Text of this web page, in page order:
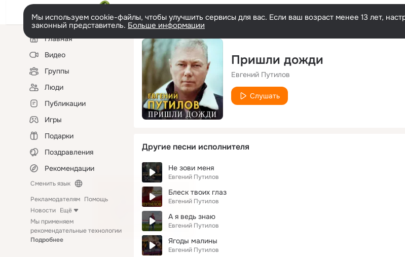
Мы используем cookie-файлы, чтобы улучшить сервисы для вас. Если ваш возраст менее 13 лет,
законный представитель. Больше информации
Левая
колонкаГлавная
Видео
Группы
Люди
Публикации
Игры
Подарки
Поздравления
Рекомендации
Сменить язык
Рекламодателям Помощь
Новости Ещё
Мы применяем
рекомендательные технологии
Подробнее
Пришли дожди
Евгений Путилов
Слушать
Другие песни исполнителя
Не зови меня
Евгений Путилов
Блеск твоих глаз
Евгений Путилов
А я ведь знаю
Евгений Путилов
Ягоды малины
Евгений Путилов